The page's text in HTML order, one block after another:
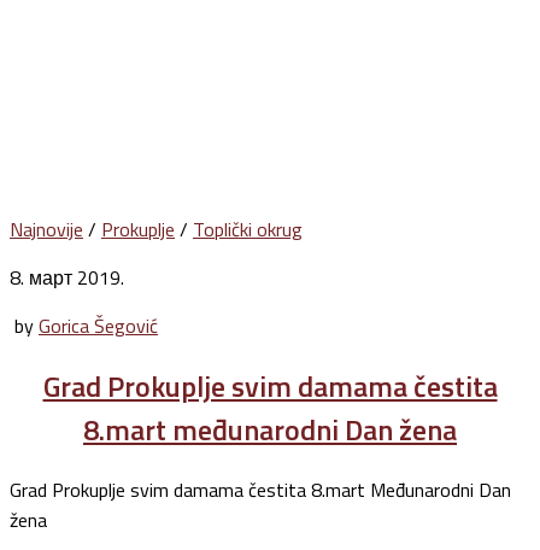
Najnovije / Prokuplje / Toplički okrug
8. март 2019.
byGorica Šegović
Grad Prokuplje svim damama čestita
8.mart međunarodni Dan žena
Grad Prokuplje svim damama čestita 8.mart Međunarodni Dan
žena